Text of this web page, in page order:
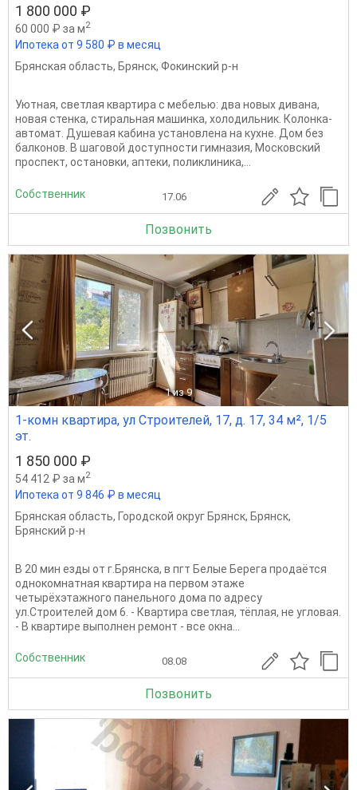
1 800 000 ₽
60 000 ₽ за м2
Ипотека от 9 580 ₽ в месяц
Брянская область, Брянск, Фокинский р-н
Уютная, светлая квартира с мебелью: два новых дивана,
новая стенка, стиральная машинка, холодильник. Колонка-
автомат. Душевая кабина установлена на кухне. Дом без
балконов. В шаговой доступности гимназия, Московский
проспект, остановки, аптеки, поликлиника,...
Собственник 17.06
Позвонить
1 из 9
1-комн квартира, ул Строителей, 17, д. 17, 34 м², 1/5
эт.
1 850 000 ₽
54 412 ₽ за м2
Ипотека от 9 846 ₽ в месяц
Брянская область, Городской округ Брянск, Брянск,
Брянский р-н
В 20 мин езды от г.Брянска, в пгт Белые Берега продаётся
однокомнатная квартира на первом этаже
четырёхэтажного панельного дома по адресу
ул.Строителей дом 6. - Квартира светлая, тёплая, не угловая.
- В квартире выполнен ремонт - все окна...
Собственник 08.08
Позвонить